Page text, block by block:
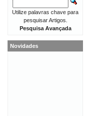
Utilize palavras chave para
pesquisar Artigos.
Pesquisa Avançada
Novidades